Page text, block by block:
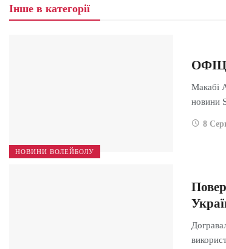
Інше в категорії
НОВИНИ ВОЛЕЙБОЛУ
Макабі
новини
8